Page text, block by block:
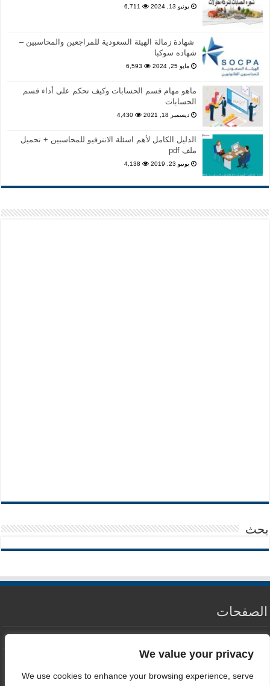
We value your privacy
We use cookies to enhance your browsing experience, serve
يونيو 13, 2024 6,711
شهادة زمالة الهيئة السعودية للمراجعين والمحاسبين –
شهاده سوكبا
مايو 25, 2024 6,593
ماهو مهام قسم الحسابات وكيف تحكم على أداء قسم
الحسابات
ديسمبر 18, 2021 4,430
الدليل الكامل لأهم اسئلة الانترفيو للمحاسبين + تحميل
ملف pdf
يونيو 23, 2019 4,138
بحث
الصفحات
سياسة الخصوصية
اتصل بنا